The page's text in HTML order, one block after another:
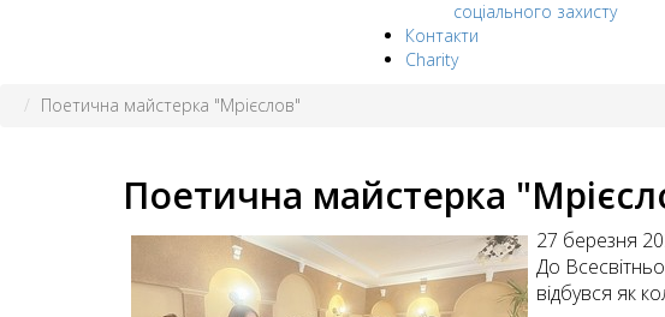
соціального захисту
Контакти
Charity
Поетична майстерка "Мрієслов"
Поетична майстерка
27 березня
До
відбувся як